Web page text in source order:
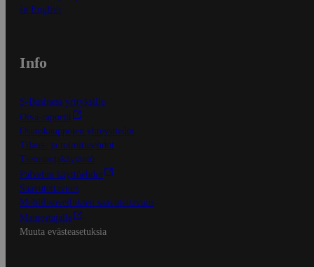
In English
Info
S-Business yrityksille
Oiva-raportit
Osuuskauppojen yhteystiedot
Tilaus- ja toimitusehdot
Tietosuojakäytäntö
Palvelun käyttöehdot
Saavutettavuus
Mobiilisovelluksen saavutettavuus
Mainostajalle
Muuta evästeasetuksia